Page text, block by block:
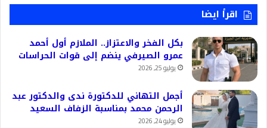
اقرأ ايضا
بكل الفخر والاعتزاز.. الملازم أول أحمد
عمرو الصيرفي ينضم إلى قوات الحراسات
يوليو 25, 2026
أجمل التهاني للدكتورة ندى والدكتور عبد
الرحمن محمد بمناسبة الزفاف السعيد
يوليو 24, 2026